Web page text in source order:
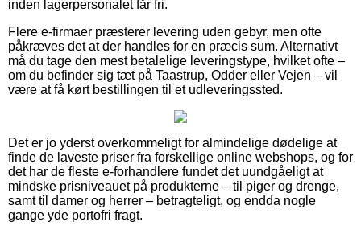
inden lagerpersonalet får fri.
Flere e-firmaer præsterer levering uden gebyr, men ofte
påkræves det at der handles for en præcis sum. Alternativt
må du tage den mest betalelige leveringstype, hvilket ofte –
om du befinder sig tæt på Taastrup, Odder eller Vejen – vil
være at få kørt bestillingen til et udleveringssted.
Det er jo yderst overkommeligt for almindelige dødelige at
finde de laveste priser fra forskellige online webshops, og for
det har de fleste e-forhandlere fundet det uundgåeligt at
mindske prisniveauet på produkterne – til piger og drenge,
samt til damer og herrer – betragteligt, og endda nogle
gange yde portofri fragt.